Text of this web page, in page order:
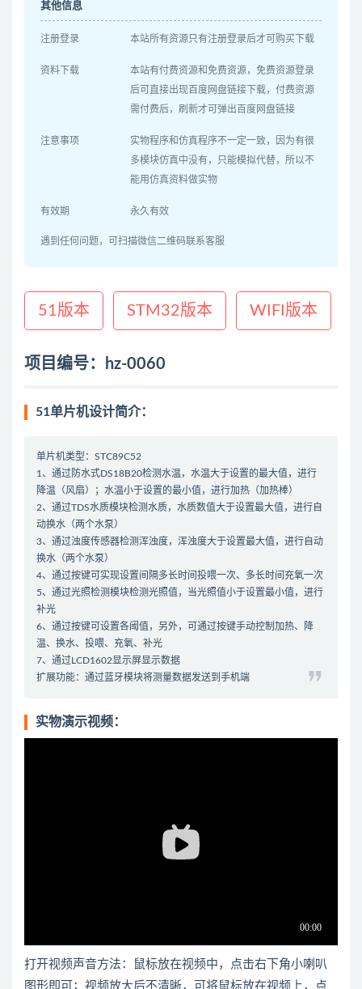
其他信息
注册登录 本站所有资源只有注册登录后才可购买下载
资料下载
本站有付费资源和免费资源，免费资源登录
后可直接出现百度网盘链接下载，付费资源
需付费后，刷新才可弹出百度网盘链接
注意事项
实物程序和仿真程序不一定一致，因为有很
多模块仿真中没有，只能模拟代替，所以不
能用仿真资料做实物
有效期 永久有效
遇到任何问题，可扫描微信二维码联系客服
51版本 STM32版本 WIFI版本
项目编号：hz-0060
51单片机设计简介：
单片机类型：STC89C52
1、通过防水式DS18B20检测水温，水温大于设置的最大值，进行
降温（风扇）；水温小于设置的最小值，进行加热（加热棒）
2、通过TDS水质模块检测水质，水质数值大于设置最大值，进行自
动换水（两个水泵）
3、通过浊度传感器检测浑浊度，浑浊度大于设置最大值，进行自动
换水（两个水泵）
4、通过按键可实现设置间隔多长时间投喂一次、多长时间充氧一次
5、通过光照检测模块检测光照值，当光照值小于设置最小值，进行
补光
6、通过按键可设置各阈值，另外，可通过按键手动控制加热、降
温、换水、投喂、充氧、补光
7、通过LCD1602显示屏显示数据
扩展功能：通过蓝牙模块将测量数据发送到手机端
实物演示视频：
打开视频声音方法：鼠标放在视频中，点击右下角小喇叭
图形即可；视频放大后不清晰，可将鼠标放在视频上，点